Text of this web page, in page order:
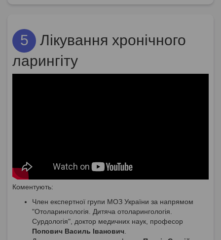
5
Лікування хронічного
ларингіту
Коментують:
Член експертної групи МОЗ України за напрямом
"Отоларингологія. Дитяча отоларингологія.
Сурдологія", доктор медичних наук, професор
Попович Василь Іванович